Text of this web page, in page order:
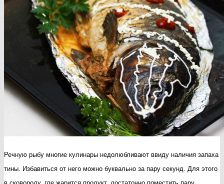
Речную рыбу многие кулинары недолюбливают ввиду наличия запаха
тины. Избавиться от него можно буквально за пару секунд. Для этого
в сковороду, где жарится продукт, достаточно поместить пару